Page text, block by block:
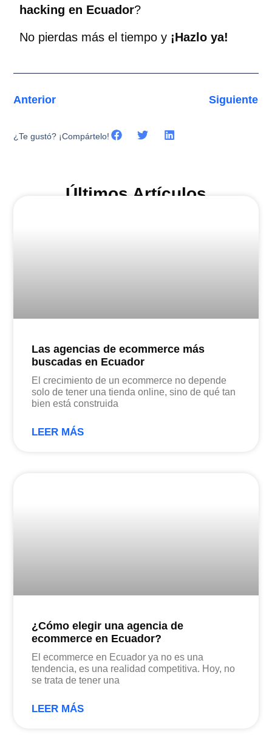
hacking en Ecuador?
No pierdas más el tiempo y ¡Hazlo ya!
Anterior Siguiente
¿Te gustó? ¡Compártelo!
Últimos Artículos
Las agencias de ecommerce más
buscadas en Ecuador
El crecimiento de un ecommerce no depende
solo de tener una tienda online, sino de qué tan
bien está construida
LEER MÁS
¿Cómo elegir una agencia de
ecommerce en Ecuador?
El ecommerce en Ecuador ya no es una
tendencia, es una realidad competitiva. Hoy, no
se trata de tener una
LEER MÁS